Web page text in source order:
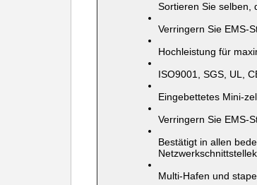
Sortieren Sie selben,
Verringern Sie EMS-
Hochleistung für
ISO9001, SGS, UL,
Eingebettetes Mini-
Verringern Sie EMS-
Bestätigt in allen
Multi-Hafen und